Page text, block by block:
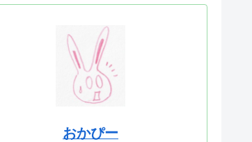
おかぴー